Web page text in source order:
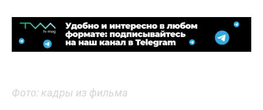
Фото: кадры из фильма